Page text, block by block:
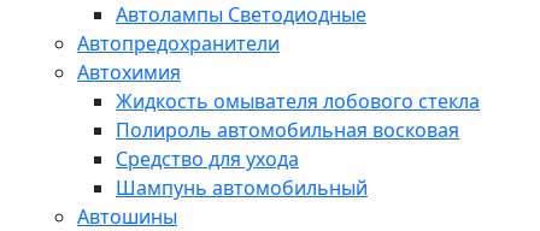
Автолампы Светодиодные
Автопредохранители
Автохимия
Жидкость омывателя лобового стекла
Полироль автомобильная восковая
Средство для ухода
Шампунь автомобильный
Автошины